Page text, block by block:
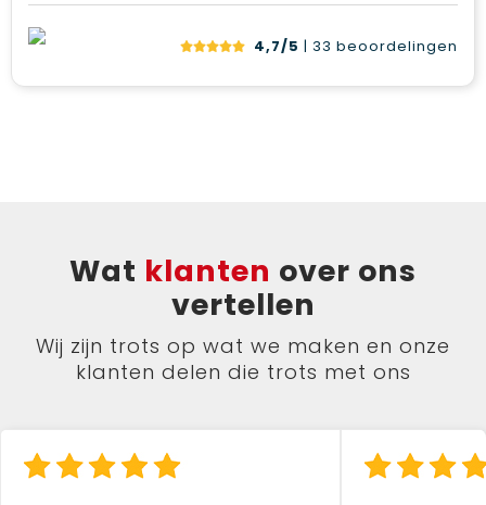
4,7/5 | 33 beoordelingen
Wat klanten over ons
vertellen
Wij zijn trots op wat we maken en onze
klanten delen die trots met ons